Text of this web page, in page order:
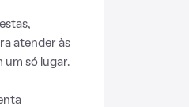
atender às
um só lugar.